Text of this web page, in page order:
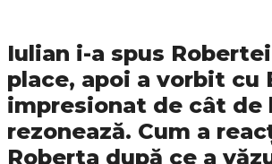
Iulian i-a spus
place, apoi a vorbit cu
impresionat de cât de
rezonează. Cum a
Roberta după ce a